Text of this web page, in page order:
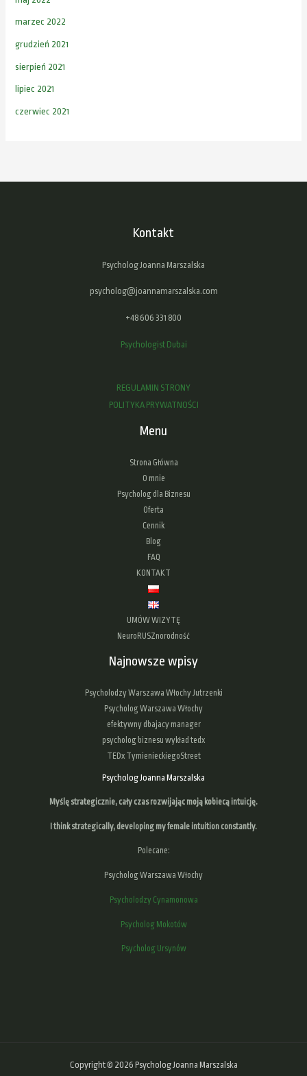
marzec 2022
grudzień 2021
sierpień 2021
lipiec 2021
czerwiec 2021
Kontakt
Psycholog Joanna Marszalska
psycholog@joannamarszalska.com
+48 606 331 800
Psychologist Dubai
REGULAMIN STRONY
POLITYKA PRYWATNOŚCI
Menu
Strona Główna
O mnie
Psycholog dla Biznesu
Oferta
Cennik
Blog
FAQ
KONTAKT
UMÓW WIZYTĘ
NeuroRUSZnorodność
Najnowsze wpisy
Psycholodzy Warszawa Włochy Jutrzenki
Psycholog Warszawa Włochy
efektywny dbajacy manager
psycholog biznesu wykład tedx
TEDx TymienieckiegoStreet
Psycholog Joanna Marszalska
Myślę strategicznie, cały czas rozwijając moją kobiecą intuicję.
I think strategically, developing my female intuition constantly.
Polecane:
Psycholog Warszawa Włochy
Psycholodzy Cynamonowa
Psycholog Mokotów
Psycholog Ursynów
Copyright © 2026 Psycholog Joanna Marszalska